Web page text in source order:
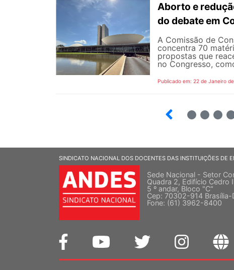
Aborto e
do debate em
A Comissão de
concentra 70
propostas que
no Congresso,
Publicado em: 22 de Janeiro
SINDICATO NACIONAL DOS DOCENTES DAS INSTITUIÇÕES DE
Sede Nacional - Setor
Quadra 2, Edifício Cedro
5 º andar, Bloco "C"
Cep: 70302-914 Brasília-
Fone: (61) 3962-8400